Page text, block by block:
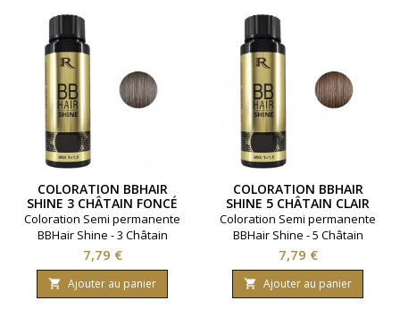
COLORATION BBHAIR
SHINE 3 CHÂTAIN FONCÉ
Coloration Semi permanente
BBHair Shine - 3 Châtain
foncé.Ravive la couleur en
toute simplicité.Gamme :
BBHair. Marque : Generik.
Contenance 60 millimètres.
Prix
7,79 €
 Ajouter au panier
COLORATION BBHAIR
SHINE 5 CHÂTAIN CLAIR
Coloration Semi permanente
BBHair Shine - 5 Châtain
clair.Ravive la couleur en
toute simplicité.Gamme :
BBHair. Marque : Generik.
Contenance 60 millimètres.
Prix
7,79 €
 Ajouter au panier